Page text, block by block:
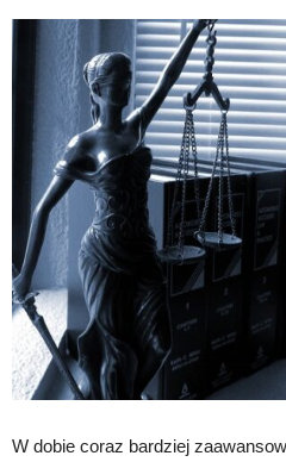
W dobie coraz bardziej